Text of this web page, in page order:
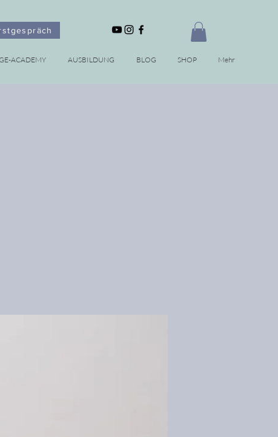
ACADEMY AUSBILDUNG BLOG SHOP Mehr